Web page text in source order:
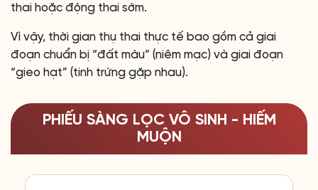
thai hoặc động thai sớm.
Vì vậy, thời gian thụ thai thực tế bao gồm cả giai
đoạn chuẩn bị “đất màu” (niêm mạc) và giai đoạn
“gieo hạt” (tinh trứng gặp nhau).
PHIẾU SÀNG LỌC VÔ SINH - HIẾM
MUỘN